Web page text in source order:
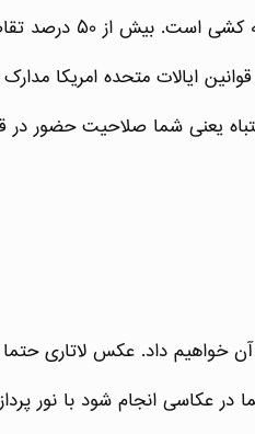
درباره اهمیت عکس برای
اشتباه یعنی شما صلاحیت حضور
در عکاسی انجام شود با